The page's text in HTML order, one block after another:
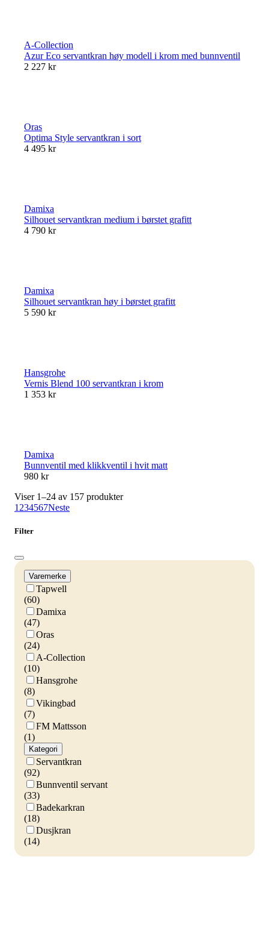
A-Collection
Azur Eco servantkran høy modell i krom med bunnventil
2 227 kr
Oras
Optima Style servantkran i sort
4 495 kr
Damixa
Silhouet servantkran medium i børstet grafitt
4 790 kr
Damixa
Silhouet servantkran høy i børstet grafitt
5 590 kr
Hansgrohe
Vernis Blend 100 servantkran i krom
1 353 kr
Damixa
Bunnventil med klikkventil i hvit matt
980 kr
Viser 1–24 av 157 produkter
1 234567Neste
Filter
Varemerke
Tapwell
(60)
Damixa
(47)
Oras
(24)
A-Collection
(10)
Hansgrohe
(8)
Vikingbad
(7)
FM Mattsson
(1)
Kategori
Servantkran
(92)
Bunnventil servant
(33)
Badekarkran
(18)
Dusjkran
(14)